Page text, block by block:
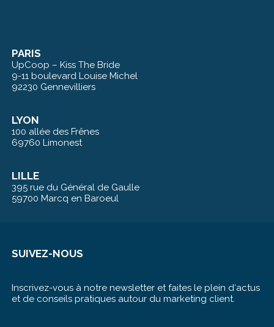
PARIS
UpCoop – Kiss The Bride
9-11 boulevard Louise Michel
92230 Gennevilliers
LYON
100 allée des Frênes
69760 Limonest
LILLE
395 rue du Général de Gaulle
59700 Marcq en Baroeul
SUIVEZ-NOUS
Inscrivez-vous à notre newsletter et faites le plein d‘actus
et de conseils pratiques autour du marketing client.